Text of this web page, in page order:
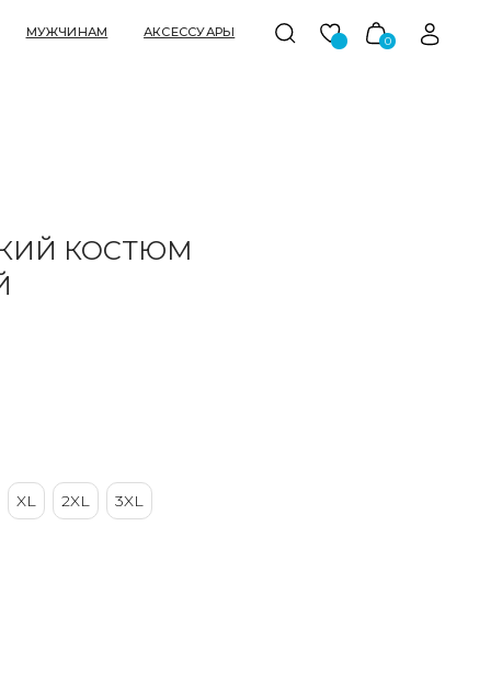
АКСЕССУАРЫ
КОСТЮМ
XL 2XL 3XL